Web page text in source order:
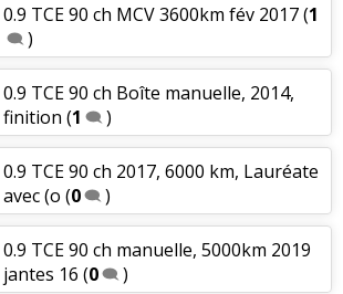
0.9 TCE 90 ch MCV 3600km fév 2017(1
)
0.9 TCE 90 ch Boîte manuelle, 2014,
finition (1 )
0.9 TCE 90 ch 2017, 6000 km, Lauréate
avec (o (0 )
0.9 TCE 90 ch manuelle, 5000km 2019
jantes 16 (0 )